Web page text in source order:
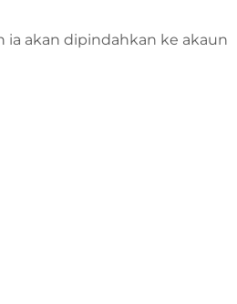
ia akan dipindahkan ke akaun